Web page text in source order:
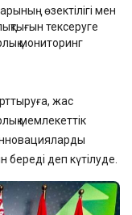
өзектілігі мен
тексеруге
мониторинг
жас
мемлекеттік
береді деп күтілуде.